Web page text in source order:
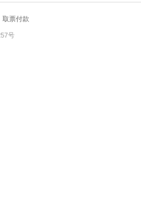
取票付款
号